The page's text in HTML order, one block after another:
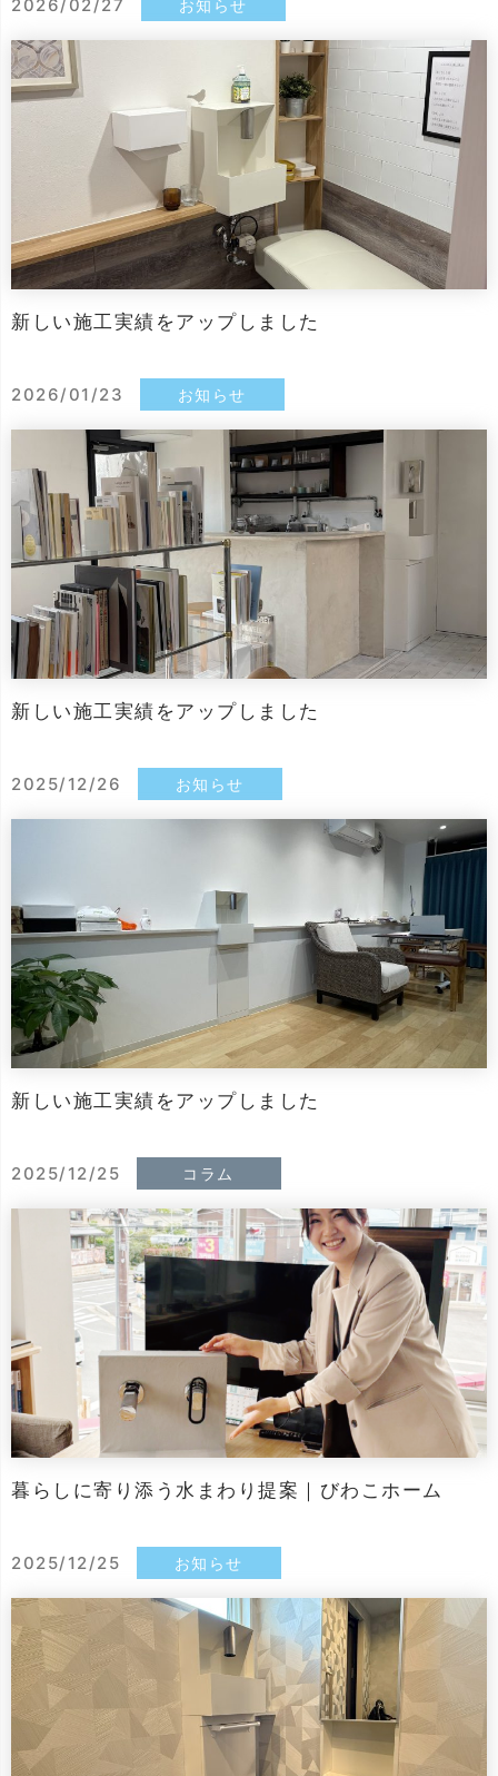
新しい施工実績をアップしました
2026/01/23 お知らせ
新しい施工実績をアップしました
2025/12/26 お知らせ
新しい施工実績をアップしました
2025/12/25 コラム
暮らしに寄り添う水まわり提案｜びわこホーム
2025/12/25 お知らせ